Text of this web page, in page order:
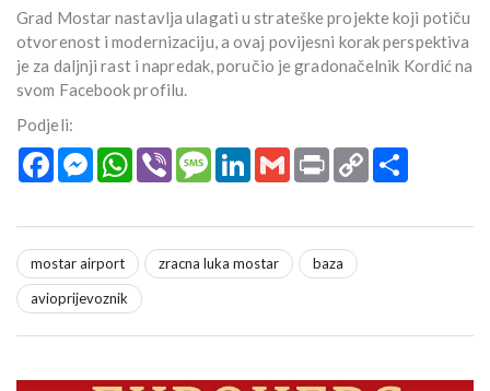
Grad Mostar nastavlja ulagati u strateške projekte koji potiču
otvorenost i modernizaciju, a ovaj povijesni korak perspektiva
je za daljnji rast i napredak, poručio je gradonačelnik Kordić na
svom Facebook profilu.
Podjeli:
FacebookMessengerWhatsApp
Viber MessageLinkedInGmail Print Copy
Link
mostar airport zracna luka mostar
baza
avioprijevoznik